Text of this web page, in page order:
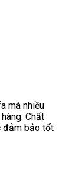
mà nhiều
Chất
đảm bảo tốt